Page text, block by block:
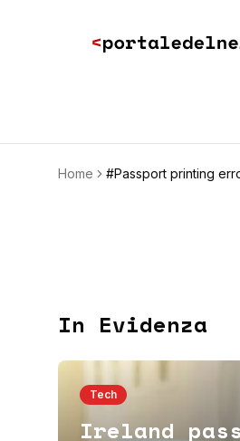
Home #Passport printing
In Evidenza
Tech
Ireland